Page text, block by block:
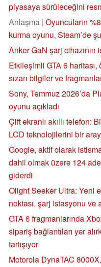
piyasaya sürüleceğini
Anlaşma | Oyuncuların
kurma oyunu, Steam’de
Anker GaN şarj cihazının
Etkileşimli GTA 6
sızan bilgiler ve
Sony, Temmuz 2026’da
oyunu açıkladı
Çift ekranlı akıllı telefon:
LCD teknolojilerini bir
Google, aktif olarak
dahil olmak üzere 124
giderdi
Olight Seeker Ultra: Yeni
noktası, şarj istasyonu
GTA 6 fragmanlarında
sipariş bağlantıları yer
tartışıyor
Motorola DynaTAC